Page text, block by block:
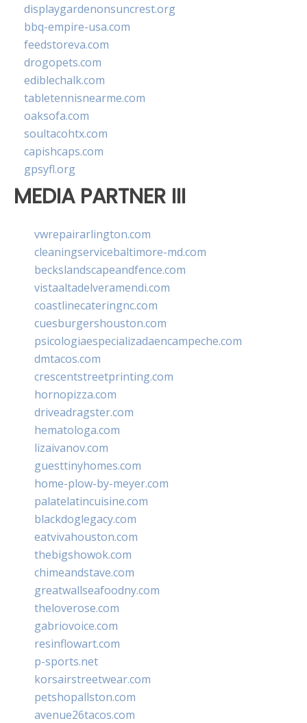
displaygardenonsuncrest.org
bbq-empire-usa.com
feedstoreva.com
drogopets.com
ediblechalk.com
tabletennisnearme.com
oaksofa.com
soultacohtx.com
capishcaps.com
gpsyfl.org
MEDIA PARTNER III
vwrepairarlington.com
cleaningservicebaltimore-md.com
beckslandscapeandfence.com
vistaaltadelveramendi.com
coastlinecateringnc.com
cuesburgershouston.com
psicologiaespecializadaencampeche.com
dmtacos.com
crescentstreetprinting.com
hornopizza.com
driveadragster.com
hematologa.com
lizaivanov.com
guesttinyhomes.com
home-plow-by-meyer.com
palatelatincuisine.com
blackdoglegacy.com
eatvivahouston.com
thebigshowok.com
chimeandstave.com
greatwallseafoodny.com
theloverose.com
gabriovoice.com
resinflowart.com
p-sports.net
korsairstreetwear.com
petshopallston.com
avenue26tacos.com